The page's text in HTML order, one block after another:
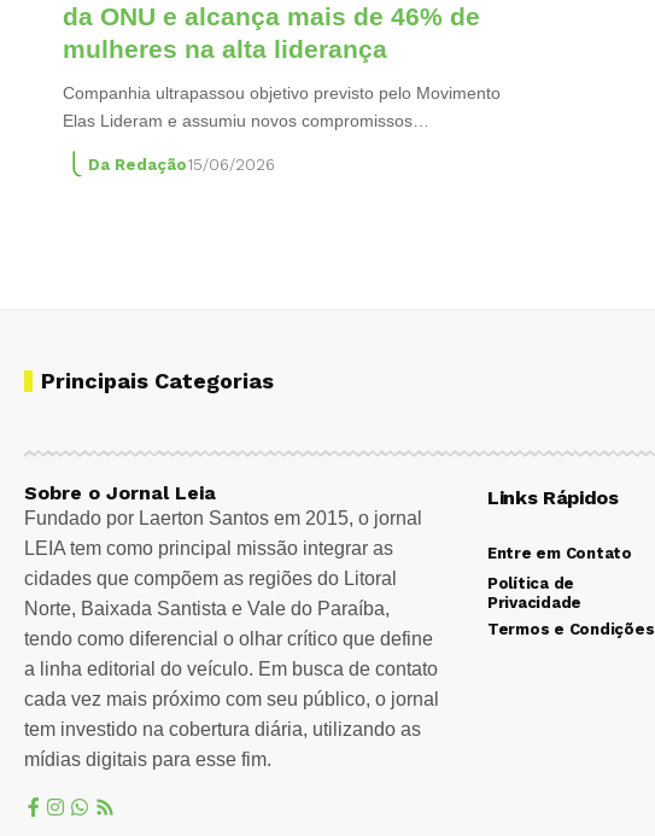
da ONU e alcança mais de 46% de
mulheres na alta liderança
Companhia ultrapassou objetivo previsto pelo Movimento
Elas Lideram e assumiu novos compromissos…
Da Redação15/06/2026
Principais Categorias
Sobre o Jornal Leia
Fundado por Laerton Santos em 2015, o jornal
LEIA tem como principal missão integrar as
cidades que compõem as regiões do Litoral
Norte, Baixada Santista e Vale do Paraíba,
tendo como diferencial o olhar crítico que define
a linha editorial do veículo. Em busca de contato
cada vez mais próximo com seu público, o jornal
tem investido na cobertura diária, utilizando as
mídias digitais para esse fim.
Links Rápidos
Entre em Contato
Política de
Privacidade
Termos e Condições